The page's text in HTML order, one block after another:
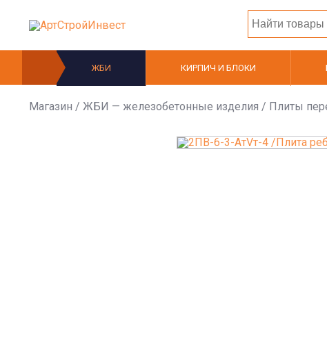
ЖБИ КИРПИЧ И БЛОКИ
Магазин / ЖБИ — железобетонные изделия / Плиты